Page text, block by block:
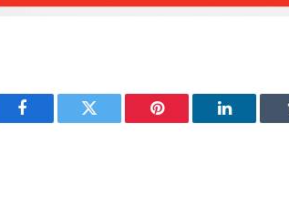
Facebook Twitter Pinterest LinkedIn